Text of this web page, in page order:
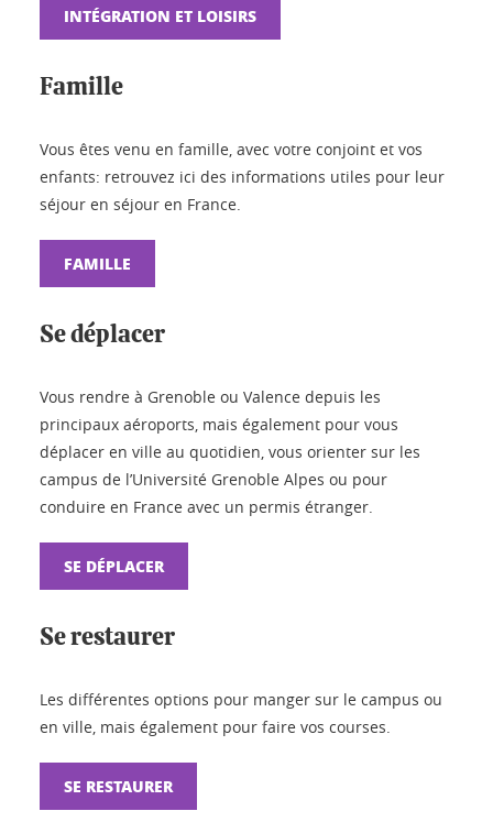
INTÉGRATION ET LOISIRS
Famille
Vous êtes venu en famille, avec votre conjoint et vos
enfants: retrouvez ici des informations utiles pour leur
séjour en séjour en France.
FAMILLE
Se déplacer
Vous rendre à Grenoble ou Valence depuis les
principaux aéroports, mais également pour vous
déplacer en ville au quotidien, vous orienter sur les
campus de l’Université Grenoble Alpes ou pour
conduire en France avec un permis étranger.
SE DÉPLACER
Se restaurer
Les différentes options pour manger sur le campus ou
en ville, mais également pour faire vos courses.
SE RESTAURER